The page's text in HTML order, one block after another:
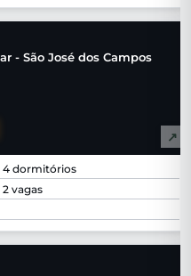
- São José dos Campos
↗
4 dormitórios
2 vagas